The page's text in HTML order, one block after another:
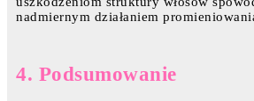
nadmiernym działaniem
4. Podsumowanie